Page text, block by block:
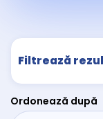
Filtrează
Ordonează după